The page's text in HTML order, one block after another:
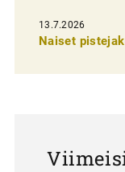
e
13.7.2026
Naiset